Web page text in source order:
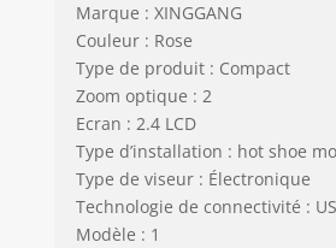
pouvez
Marque : XINGGANG
Couleur : Rose
Type de produit : Compact
Zoom optique : 2
Ecran : 2.4 LCD
Type d’installation : hot shoe
Type de viseur : Électronique
Technologie de connectivité :
Modèle : 1